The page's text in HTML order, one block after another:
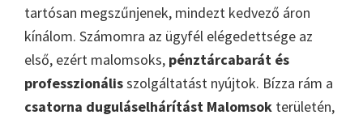
tartósan megszűnjenek, mindezt kedvező áron
kínálom. Számomra az ügyfél elégedettsége az
első, ezért malomsoks, pénztárcabarát és
professzionálisszolgáltatást nyújtok. Bízza rám a
csatorna duguláselhárítást Malomsok területén,